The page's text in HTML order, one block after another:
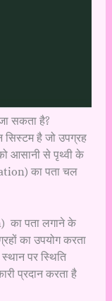
सकता है?
सिस्टम है जो उपग्रह
आसानी से पृथ्वी के
का पता चल
का पता लगाने के
का उपयोग करता
पर स्थिति
प्रदान करता है